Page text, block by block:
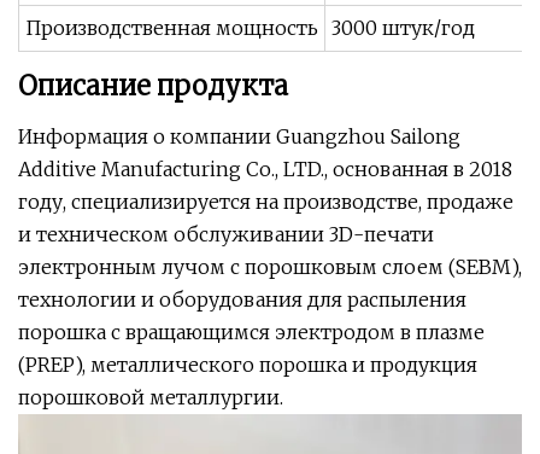
Производственная мощность 3000 штук/год
Описание продукта
Информация о компании Guangzhou Sailong
Additive Manufacturing Co., LTD., основанная в 2018
году, специализируется на производстве, продаже
и техническом обслуживании 3D-печати
электронным лучом с порошковым слоем (SEBM),
технологии и оборудования для распыления
порошка с вращающимся электродом в плазме
(PREP), металлического порошка и продукция
порошковой металлургии.